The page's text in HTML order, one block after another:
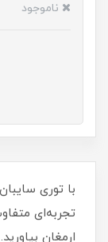
ناموجود
تجربه‌ای